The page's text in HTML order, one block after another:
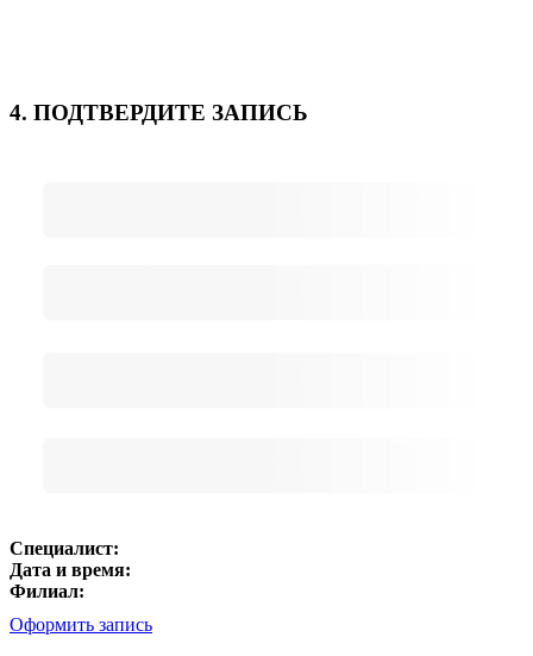
4. ПОДТВЕРДИТЕ ЗАПИСЬ
Специалист:
Дата и время:
Филиал:
Оформить запись